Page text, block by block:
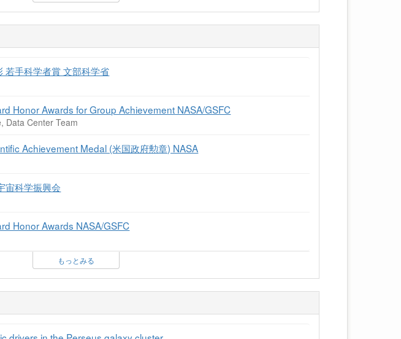
若手科学者賞 文部科学省
Honor Awards for Group Achievement NASA/GSFC
Data Center Team
Achievement Medal (米国政府勲章) NASA
宙科学振興会
Honor Awards NASA/GSFC
もっとみる